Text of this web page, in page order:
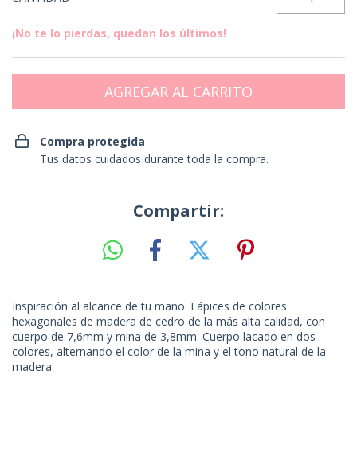
¡No te lo pierdas, quedan los últimos!
Compra protegida
Tus datos cuidados durante toda la compra.
Compartir:
Inspiración al alcance de tu mano. Lápices de colores
hexagonales de madera de cedro de la más alta calidad, con
cuerpo de 7,6mm y mina de 3,8mm. Cuerpo lacado en dos
colores, alternando el color de la mina y el tono natural de la
madera.